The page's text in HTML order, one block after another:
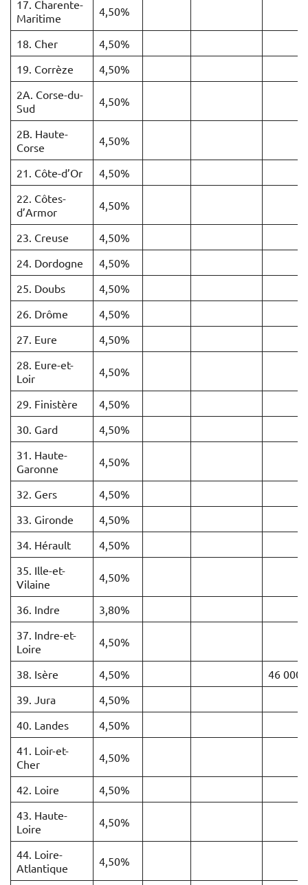
17. Charente-
Maritime
4,50%
18. Cher
4,50%
19. Corrèze
4,50%
2A. Corse-du-
Sud
4,50%
2B. Haute-
Corse
4,50%
21. Côte-d’Or
4,50%
22. Côtes-
d’Armor
4,50%
23. Creuse
4,50%
24. Dordogne
4,50%
25. Doubs
4,50%
26. Drôme
4,50%
27. Eure
4,50%
28. Eure-et-
Loir
4,50%
29. Finistère
4,50%
30. Gard
4,50%
31. Haute-
Garonne
4,50%
32. Gers
4,50%
33. Gironde
4,50%
34. Hérault
4,50%
35. Ille-et-
Vilaine
4,50%
36. Indre
3,80%
37. Indre-et-
Loire
4,50%
38. Isère 4,50%
46 000
39. Jura
4,50%
40. Landes
4,50%
41. Loir-et-
Cher
4,50%
42. Loire
4,50%
43. Haute-
Loire
4,50%
44. Loire-
Atlantique
4,50%